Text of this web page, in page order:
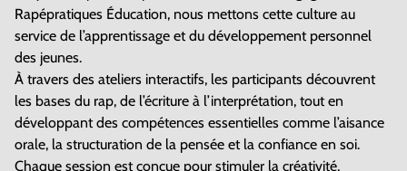
Rapépratiques Éducation, nous mettons cette culture au
service de l’apprentissage et du développement personnel
des jeunes.
À travers des ateliers interactifs, les participants découvrent
les bases du rap, de l’écriture à l’interprétation, tout en
développant des compétences essentielles comme l’aisance
orale, la structuration de la pensée et la confiance en soi.
Chaque session est conçue pour stimuler la créativité,